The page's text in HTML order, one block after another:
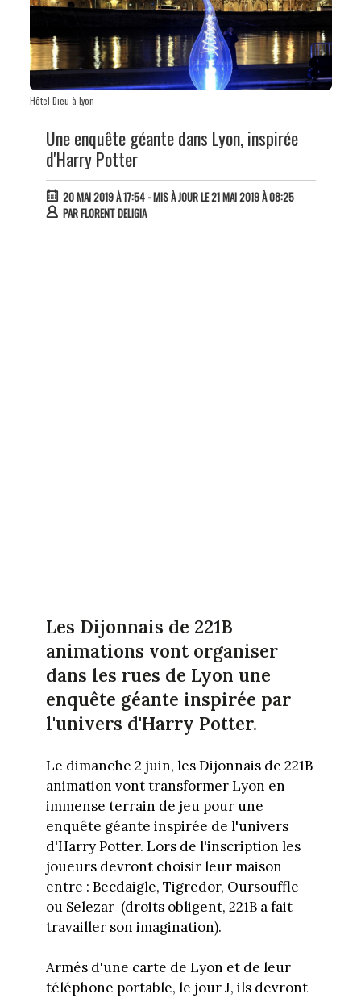
Hôtel-Dieu à Lyon
Une enquête géante dans Lyon, inspirée
d'Harry Potter
20 MAI 2019 À 17:54- MIS À JOUR LE 21 MAI 2019 À 08:25
PARFLORENT DELIGIA
Les Dijonnais de 221B
animations vont organiser
dans les rues de Lyon une
enquête géante inspirée par
l'univers d'Harry Potter.
Le dimanche 2 juin, les Dijonnais de 221B
animation vont transformer Lyon en
immense terrain de jeu pour une
enquête géante inspirée de l'univers
d'Harry Potter. Lors de l'inscription les
joueurs devront choisir leur maison
entre : Becdaigle, Tigredor, Oursouffle
ou Selezar (droits obligent, 221B a fait
travailler son imagination).
Armés d'une carte de Lyon et de leur
téléphone portable, le jour J, ils devront